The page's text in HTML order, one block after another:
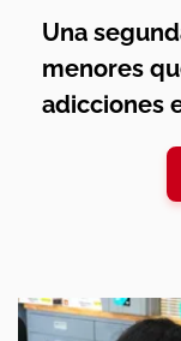
Una
menores
adicciones